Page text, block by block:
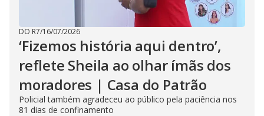
DO R7/16/07/2026
‘Fizemos história aqui dentro’,
reflete Sheila ao olhar ímãs dos
moradores | Casa do Patrão
Policial também agradeceu ao público pela paciência nos
81 dias de confinamento